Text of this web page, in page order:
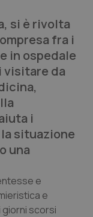
si è rivolta
fra i
in ospedale
da
i
situazione
una
e
e
scorsi